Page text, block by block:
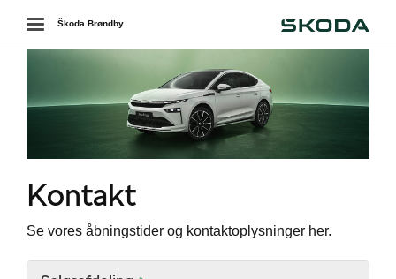
Toggle
navigation
Škoda Brøndby
Kontakt
Se vores åbningstider og kontaktoplysninger her.